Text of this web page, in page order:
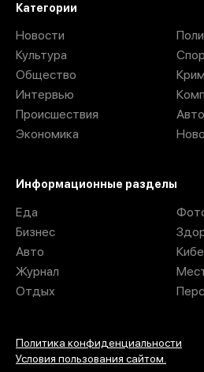
Категории
Новости
Культура
Общество
Интервью
Происшествия
Экономика
Информационные разделы
Еда
Бизнес
Авто
Журнал
Отдых
Политика конфиденциальности
Условия пользования сайтом.